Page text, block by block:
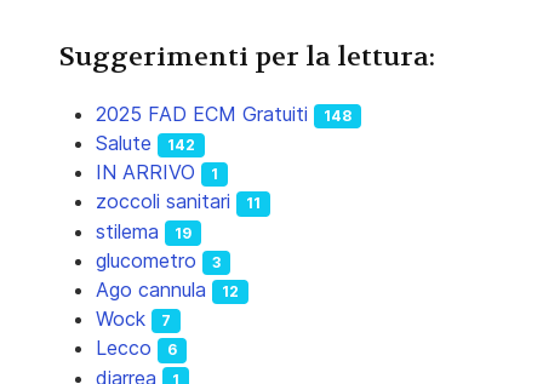
Suggerimenti per la lettura:
2025 FAD ECM Gratuiti 148
Salute 142
IN ARRIVO 1
zoccoli sanitari 11
stilema 19
glucometro 3
Ago cannula 12
Wock 7
Lecco 6
diarrea 1